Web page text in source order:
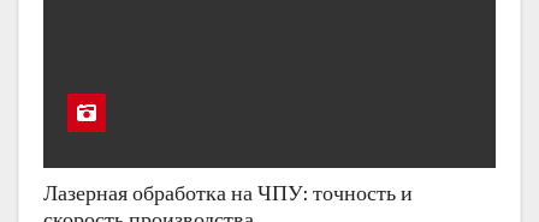
Лазерная обработка на ЧПУ: точность и